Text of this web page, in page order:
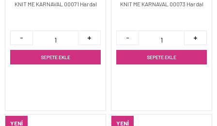
KNIT ME KARNAVAL 00071 Hardal
SEPETE EKLE
KNIT ME KARNAVAL 00073 Hardal
SEPETE EKLE
YENI YENI